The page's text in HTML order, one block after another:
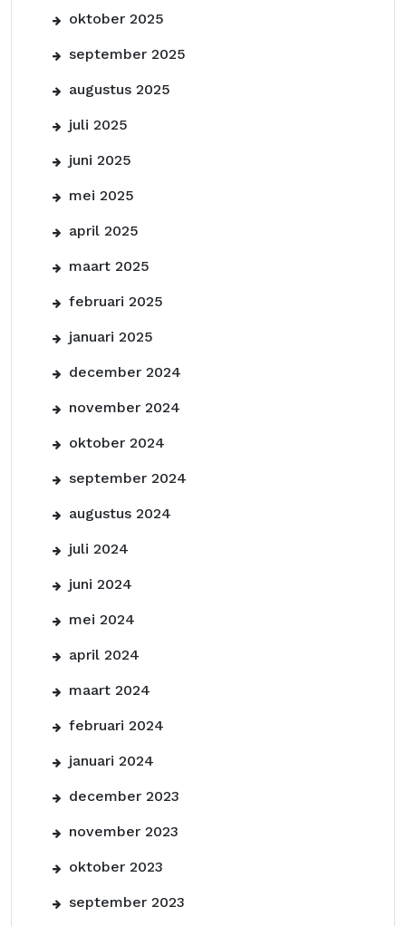
oktober 2025
september 2025
augustus 2025
juli 2025
juni 2025
mei 2025
april 2025
maart 2025
februari 2025
januari 2025
december 2024
november 2024
oktober 2024
september 2024
augustus 2024
juli 2024
juni 2024
mei 2024
april 2024
maart 2024
februari 2024
januari 2024
december 2023
november 2023
oktober 2023
september 2023